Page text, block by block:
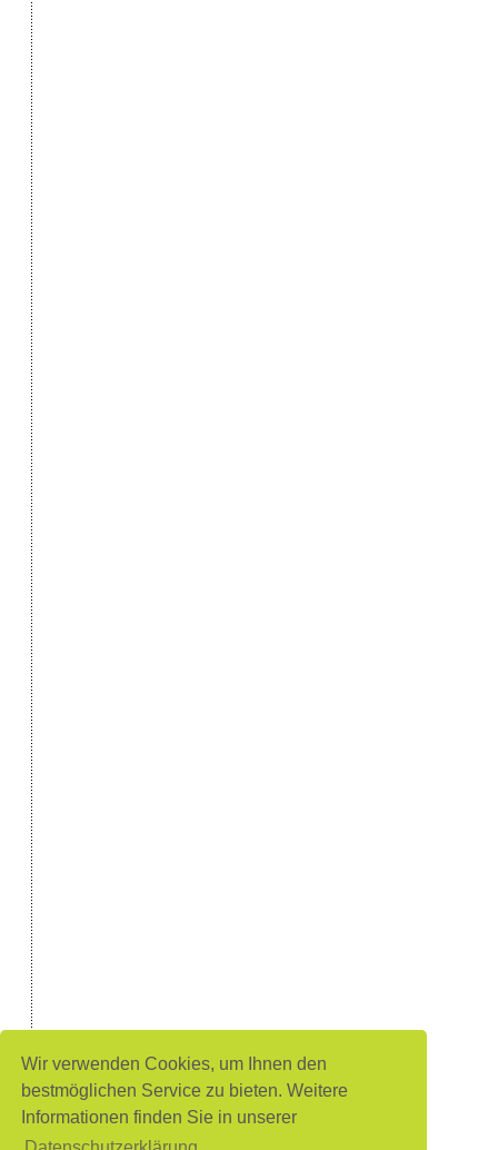
Wir verwenden Cookies, um Ihnen den
bestmöglichen Service zu bieten. Weitere
Informationen finden Sie in unserer